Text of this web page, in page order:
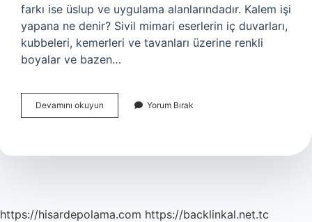
farkı ise üslup ve uygulama alanlarındadır. Kalem işi
yapana ne denir? Sivil mimari eserlerin iç duvarları,
kubbeleri, kemerleri ve tavanları üzerine renkli
boyalar ve bazen…
Devamını okuyun Malakari
Nasil
Yorum Bırak
https://hisardepolama.com https://backlinkal.net.tc